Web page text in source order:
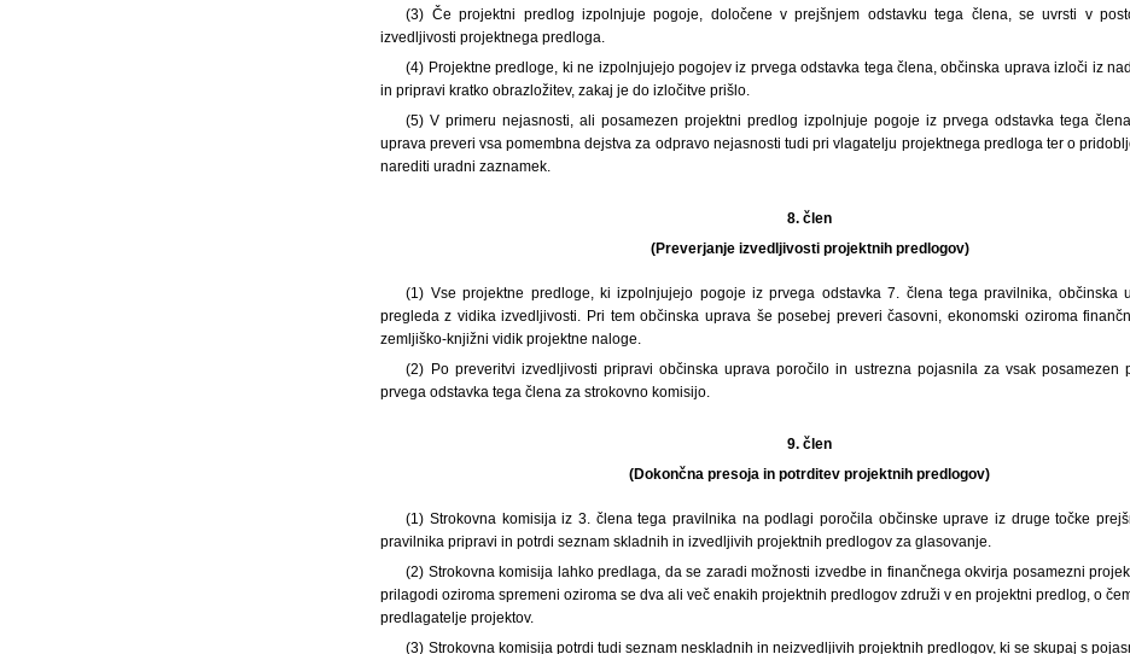
(3) Če projektni predlog izpolnjuje pogoje, določene v prejšnjem odstavku tega člena, se uvrsti v
izvedljivosti projektnega predloga.
(4) Projektne predloge, ki ne izpolnjujejo pogojev iz prvega odstavka tega člena, občinska uprava izloči iz
in pripravi kratko obrazložitev, zakaj je do izločitve prišlo.
(5) V primeru nejasnosti, ali posamezen projektni predlog izpolnjuje pogoje iz prvega odstavka tega
uprava preveri vsa pomembna dejstva za odpravo nejasnosti tudi pri vlagatelju projektnega predloga ter o
narediti uradni zaznamek.
8. člen
(Preverjanje izvedljivosti projektnih predlogov)
(1) Vse projektne predloge, ki izpolnjujejo pogoje iz prvega odstavka 7. člena tega pravilnika, občinska
pregleda z vidika izvedljivosti. Pri tem občinska uprava še posebej preveri časovni, ekonomski oziroma
zemljiško-knjižni vidik projektne naloge.
(2) Po preveritvi izvedljivosti pripravi občinska uprava poročilo in ustrezna pojasnila za vsak posamezen
prvega odstavka tega člena za strokovno komisijo.
9. člen
(Dokončna presoja in potrditev projektnih predlogov)
(1) Strokovna komisija iz 3. člena tega pravilnika na podlagi poročila občinske uprave iz druge točke
pravilnika pripravi in potrdi seznam skladnih in izvedljivih projektnih predlogov za glasovanje.
(2) Strokovna komisija lahko predlaga, da se zaradi možnosti izvedbe in finančnega okvirja posamezni
prilagodi oziroma spremeni oziroma se dva ali več enakih projektnih predlogov združi v en projektni predlog, o
predlagatelje projektov.
(3) Strokovna komisija potrdi tudi seznam neskladnih in neizvedljivih projektnih predlogov, ki se skupaj s